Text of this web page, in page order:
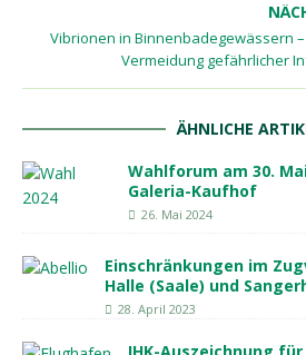
Vibrionen in Binnenbadegewässern
Vermeidung gefährlicher
ÄHNLICHE
Wahlforum am 30.
Galeria-Kaufhof
26. Mai 2024
Einschränkungen im
Halle (Saale) und
28. April 2023